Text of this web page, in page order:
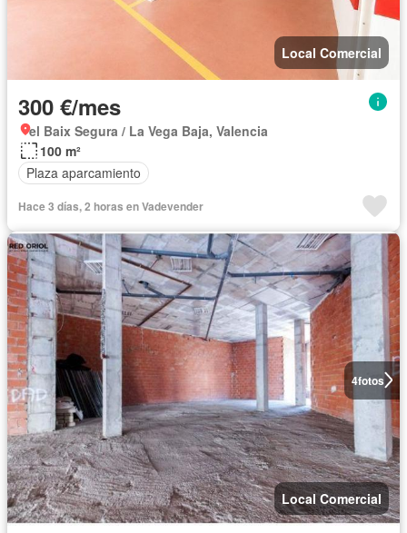
Local Comercial
300 €/mes
el Baix Segura / La Vega Baja, Valencia
100 m²
Plaza aparcamiento
Hace 3 días, 2 horas en Vadevender
4fotos
Local Comercial